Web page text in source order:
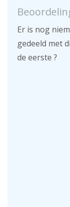
Er is nog
gedeeld met
de eerste ?